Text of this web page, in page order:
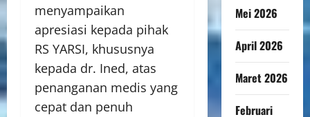
menyampaikan
apresiasi kepada pihak
RS YARSI, khususnya
kepada dr. Ined, atas
penanganan medis yang
cepat dan penuh
Mei 2026
April 2026
Maret 2026
Februari